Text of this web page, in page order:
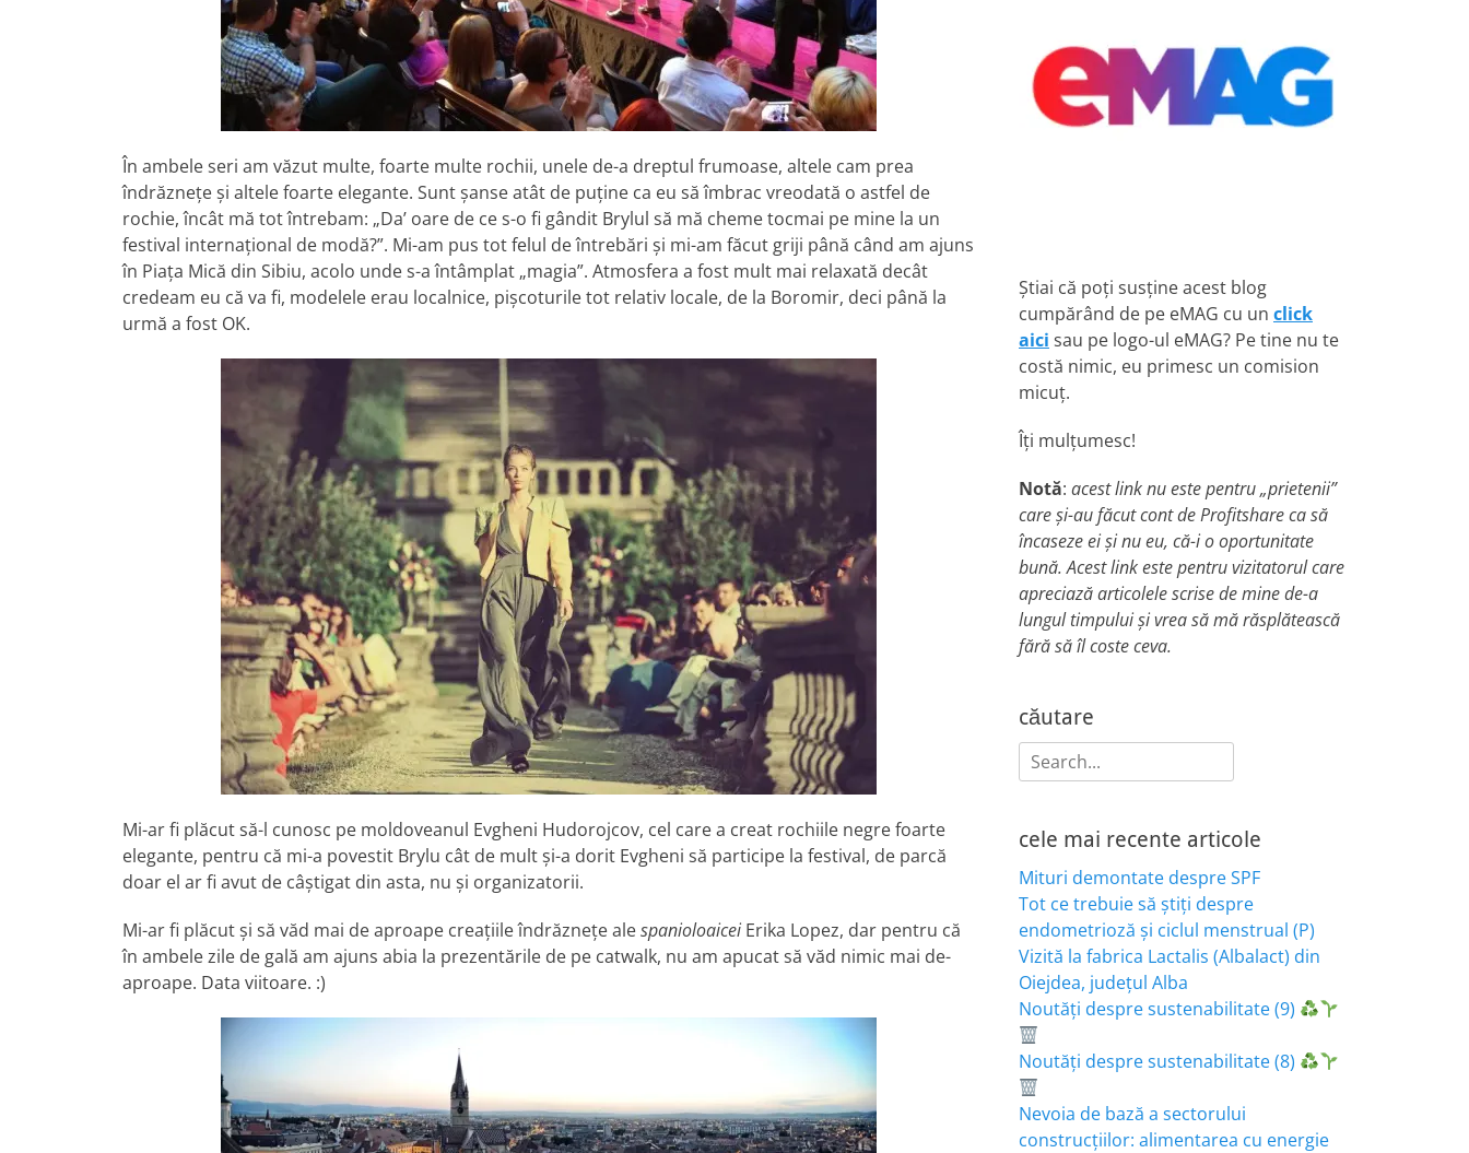
În ambele seri am văzut multe, foarte multe rochii, unele de-a dreptul frumoase, altele cam prea
îndrăzneţe şi altele foarte elegante. Sunt şanse atât de puţine ca eu să îmbrac vreodată o astfel de
rochie, încât mă tot întrebam: „Da’ oare de ce s-o fi gândit Brylul să mă cheme tocmai pe mine la un
festival internaţional de modă?”. Mi-am pus tot felul de întrebări şi mi-am făcut griji până când am ajuns
în Piaţa Mică din Sibiu, acolo unde s-a întâmplat „magia”. Atmosfera a fost mult mai relaxată decât
credeam eu că va fi, modelele erau localnice, pişcoturile tot relativ locale, de la Boromir, deci până la
urmă a fost OK.
Mi-ar fi plăcut să-l cunosc pe moldoveanul Evgheni Hudorojcov, cel care a creat rochiile negre foarte
elegante, pentru că mi-a povestit Brylu cât de mult şi-a dorit Evgheni să participe la festival, de parcă
doar el ar fi avut de câştigat din asta, nu şi organizatorii.
Mi-ar fi plăcut şi să văd mai de aproape creaţiile îndrăzneţe alespanioloaicei Erika Lopez, dar pentru că
în ambele zile de gală am ajuns abia la prezentările de pe catwalk, nu am apucat să văd nimic mai de-
aproape. Data viitoare. :)
Știai că poți susține acest blog
cumpărând de pe eMAG cu un click
aici sau pe logo-ul eMAG? Pe tine nu te
costă nimic, eu primesc un comision
micuț.
Îți mulțumesc!
Notă: acest link nu este pentru „prietenii”
care și-au făcut cont de Profitshare ca să
încaseze ei și nu eu, că-i o oportunitate
bună. Acest link este pentru vizitatorul care
apreciază articolele scrise de mine de-a
lungul timpului și vrea să mă răsplătească
fără să îl coste ceva.
căutare
Search
for:
cele mai recente articole
Mituri demontate despre SPF
Tot ce trebuie să știți despre
endometrioză și ciclul menstrual (P)
Vizită la fabrica Lactalis (Albalact) din
Oiejdea, județul Alba
Noutăți despre sustenabilitate (9)
Noutăți despre sustenabilitate (8)
Nevoia de bază a sectorului
construcțiilor: alimentarea cu energie